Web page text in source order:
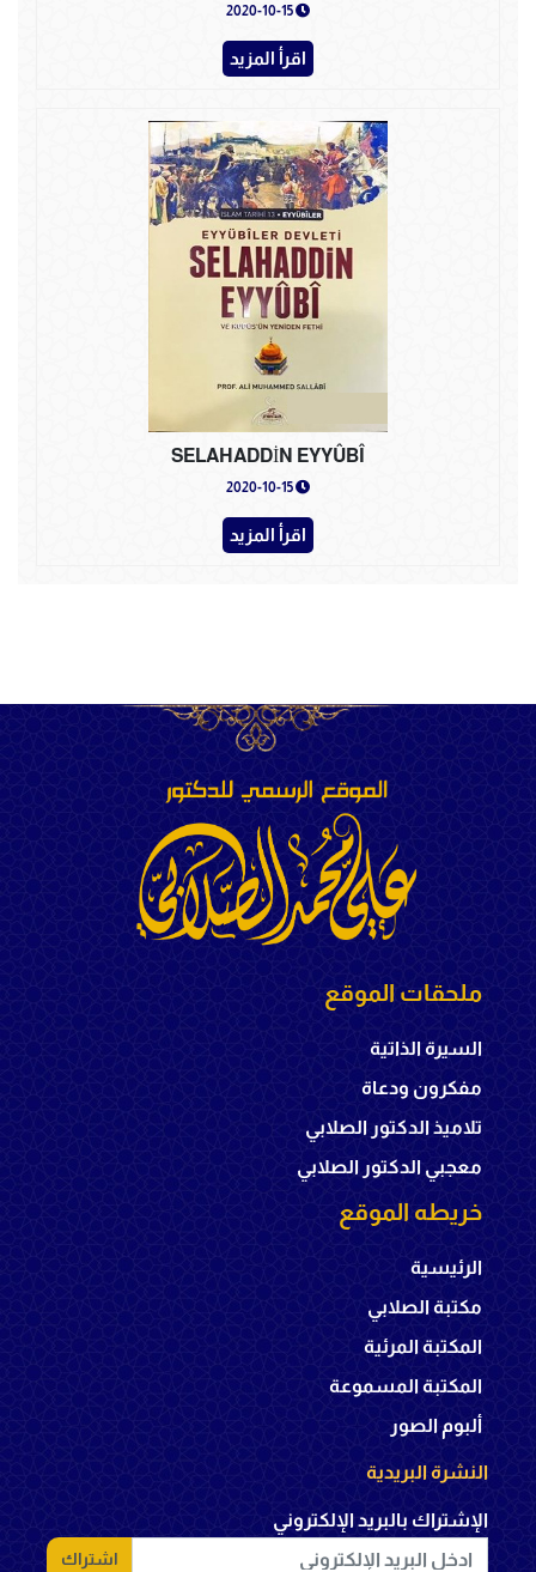
اقرأ المزيد
SELAHADDİN EYYÛBÎ
اقرأ المزيد
ملحقات الموقع
السيرة الذاتية
مفكرون ودعاة
تلاميذ الدكتور الصلابي
معجبي الدكتور الصلابي
خريطه الموقع
الرئيسية
مكتبة الصلابي
المكتبة المرئية
المكتبة المسموعة
ألبوم الصور
النشرة البريدية
الإشتراك بالبريد الإلكتروني
اشتراك